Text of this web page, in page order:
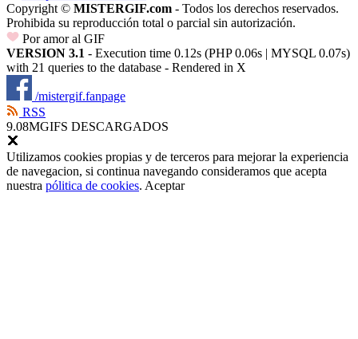
Copyright © MISTERGIF.com - Todos los derechos reservados.
Prohibida su reproducción total o parcial sin autorización.
Por amor al GIF
VERSION 3.1 - Execution time 0.12s (PHP 0.06s | MYSQL 0.07s)
with 21 queries to the database - Rendered in X
/mistergif.fanpage
RSS
9.08MGIFS DESCARGADOS
Utilizamos cookies propias y de terceros para mejorar la experiencia
de navegacion, si continua navegando consideramos que acepta
nuestra pólitica de cookies. Aceptar